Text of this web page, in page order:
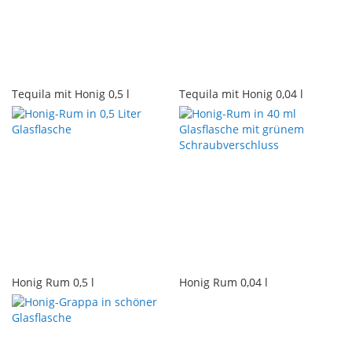
Tequila mit Honig 0,5 l Tequila mit Honig 0,04 l
Honig Rum 0,5 l Honig Rum 0,04 l